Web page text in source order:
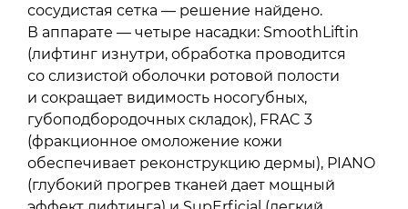
сосудистая сетка — решение найдено.
В аппарате — четыре насадки: SmoothLiftin
(лифтинг изнутри, обработка проводится
со слизистой оболочки ротовой полости
и сокращает видимость носогубных,
губоподбородочных складок), FRAC 3
(фракционное омоложение кожи
обеспечивает реконструкцию дермы), PIANO
(глубокий прогрев тканей дает мощный